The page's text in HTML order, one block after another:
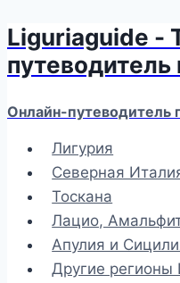
Перейти
к
содержимому
Liguriaguide -
путеводитель
Онлайн-путеводитель
Лигурия
Северная
Тоскана
Лацио,
Апулия и
Другие регионы